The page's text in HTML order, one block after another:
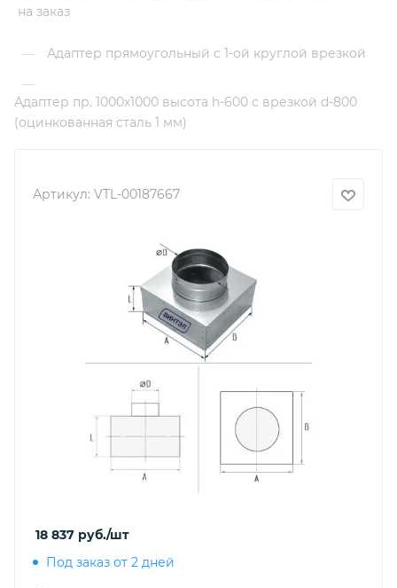
на заказ
—
Адаптер прямоугольный с 1-ой круглой врезкой
—
Адаптер пр. 1000х1000 высота h-600 с врезкой d-800
(оцинкованная сталь 1 мм)
Артикул: VTL-00187667
18 837 руб./шт
Под заказ от 2 дней